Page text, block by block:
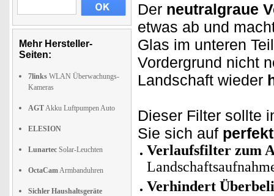
Mehr Hersteller-
Seiten:
7links WLAN Überwachungs-
Kameras
AGTAkku Luftpumpen Auto
ELESION
Lunartec Solar-Leuchten
OctaCamArmbanduhren
Sichler Haushaltsgeräte
Der neutralgraue
etwas ab und
Glas im unteren
Vordergrund nicht
Landschaft wieder
Dieser Filter sollte
Sie sich auf
Verlaufsfilter zum
Verhindert